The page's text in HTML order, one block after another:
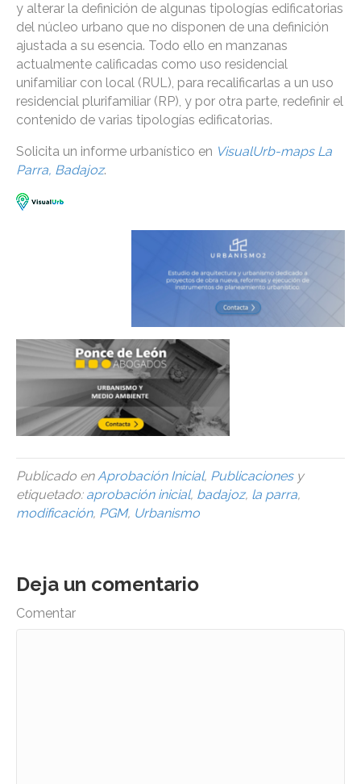
y alterar la definición de algunas tipologías edificatorias
del núcleo urbano que no disponen de una definición
ajustada a su esencia. Todo ello en manzanas
actualmente calificadas como uso residencial
unifamiliar con local (RUL), para recalificarlas a un uso
residencial plurifamiliar (RP), y por otra parte, redefinir el
contenido de varias tipologías edificatorias.
Solicita un informe urbanístico en VisualUrb-maps La
Parra, Badajoz.
Publicado enAprobación Inicial, Publicacionesy
etiquetado: aprobación inicial, badajoz, la parra,
modificación, PGM, Urbanismo
Deja un comentario
Comentar